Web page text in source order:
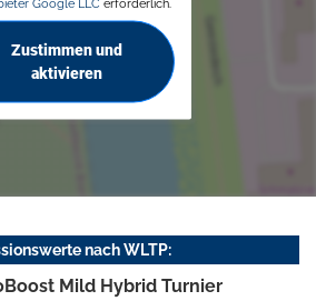
Zustimmen und
aktivieren
nach WLTP:
Mild Hybrid Turnier